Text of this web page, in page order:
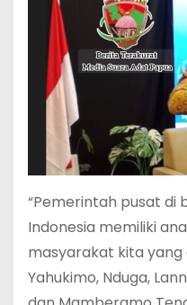
“Pemerintah pusat di
Indonesia memiliki
masyarakat kita yang
Yahukimo, Nduga,